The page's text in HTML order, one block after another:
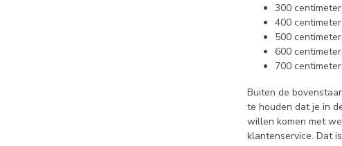
300 centimeter;
400 centimeter;
500 centimeter;
600 centimeter;
700 centimeter.
Buiten de
te houden dat je in
willen komen met
klantenservice. Dat